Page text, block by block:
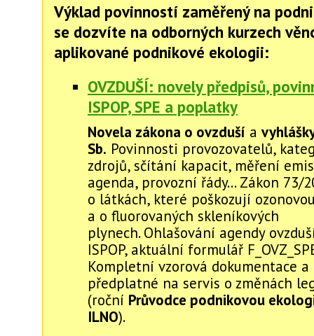
Výklad povinností zaměřený na
se dozvíte na odborných kurzech
aplikované podnikové ekologii:
OVZDUŠÍ: novely předpisů,
ISPOP, SPE a poplatky
Novela zákona o ovzduší a
Sb. Povinnosti provozovatelů,
zdrojů, sčítání kapacit, měření
agenda, provozní řády... Zákon 73/
o látkách, které poškozují
a o fluorovaných skleníkových
plynech. Ohlašování agendy
ISPOP, aktuální formulář
Kompletní vzorová dokumentace
předplatné na servis o změnách
(roční Průvodce podnikovou
ILNO).